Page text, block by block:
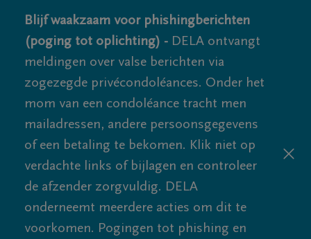
Blijf waakzaam voor phishingberichten
(poging tot oplichting) - DELA ontvangt
meldingen over valse berichten via
zogezegde privécondoléances. Onder het
mom van een condoléance tracht men
mailadressen, andere persoonsgegevens
of een betaling te bekomen. Klik niet op
verdachte links of bijlagen en controleer
de afzender zorgvuldig. DELA
onderneemt meerdere acties om dit te
voorkomen. Pogingen tot phishing en